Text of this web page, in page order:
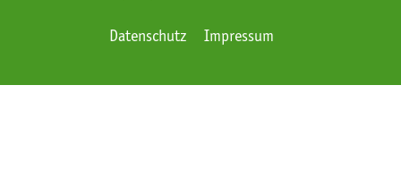
Datenschutz Impressum